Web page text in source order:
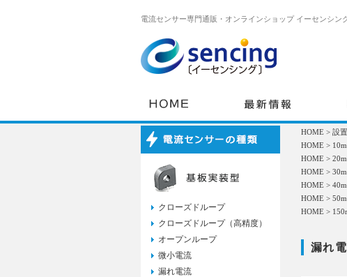
電流センサー専門通販・オンラインショップ イーセンシン
HOME > 設
HOME >
HOME >
HOME >
HOME >
HOME >
HOME >
漏れ
クローズドループ
クローズドループ（高精度）
オープンループ
微小電流
漏れ電流